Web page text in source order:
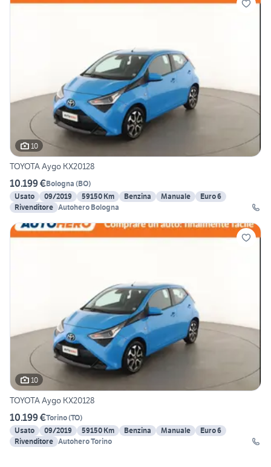
10
TOYOTA Aygo KX20128
10.199 €Bologna (BO)
Usato
09/2019 59150 Km Benzina Manuale
Euro 6
Rivenditore Autohero Bologna
10
TOYOTA Aygo KX20128
10.199 €Torino(TO)
Usato
09/2019 59150 Km Benzina Manuale
Euro 6
Rivenditore Autohero Torino